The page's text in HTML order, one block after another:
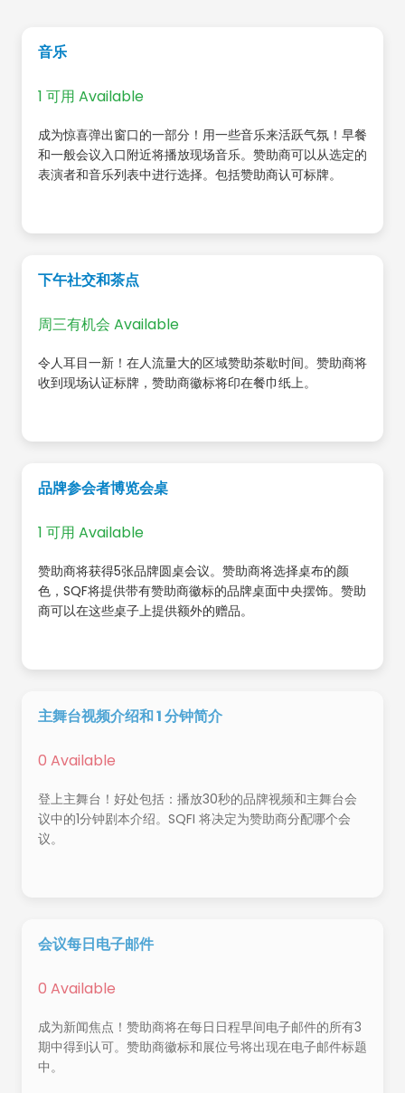
音乐
1 可用 Available
成为惊喜弹出窗口的一部分！用一些音乐来活跃气氛！早餐
和一般会议入口附近将播放现场音乐。赞助商可以从选定的
表演者和音乐列表中进行选择。包括赞助商认可标牌。
下午社交和茶点
周三有机会 Available
令人耳目一新！在人流量大的区域赞助茶歇时间。赞助商将
收到现场认证标牌，赞助商徽标将印在餐巾纸上。
品牌参会者博览会桌
1 可用 Available
赞助商将获得5张品牌圆桌会议。赞助商将选择桌布的颜
色，SQF将提供带有赞助商徽标的品牌桌面中央摆饰。赞助
商可以在这些桌子上提供额外的赠品。
主舞台视频介绍和 1 分钟简介
0 Available
登上主舞台！好处包括：播放30秒的品牌视频和主舞台会
议中的1分钟剧本介绍。SQFI 将决定为赞助商分配哪个会
议。
会议每日电子邮件
0 Available
成为新闻焦点！赞助商将在每日日程早间电子邮件的所有3
期中得到认可。赞助商徽标和展位号将出现在电子邮件标题
中。